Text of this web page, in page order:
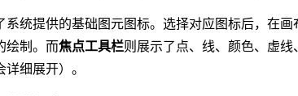
系统提供的基础图元图标。选择对应图标后，在画
绘制。而焦点工具栏则展示了点、线、颜色、虚
细展开）。